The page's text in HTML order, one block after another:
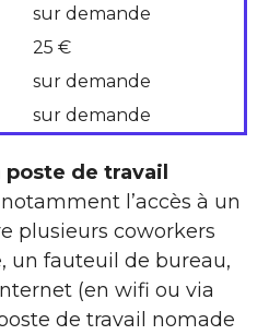
sur demande
25 €
sur demande
sur demande
de travail
l’accès à un
plusieurs coworkers
un fauteuil de bureau,
(en wifi ou via
de travail nomade